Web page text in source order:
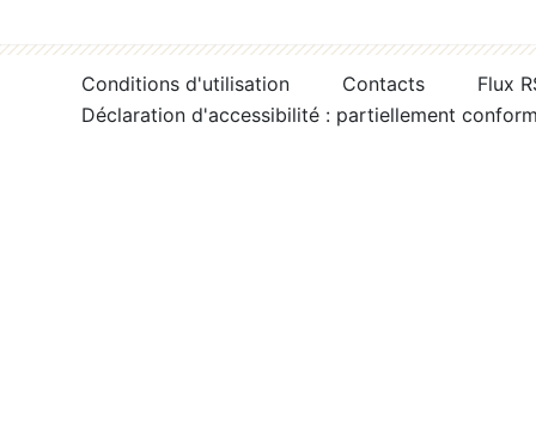
Conditions d'utilisation Contacts
Flux
Déclaration d'accessibilité : partiellement